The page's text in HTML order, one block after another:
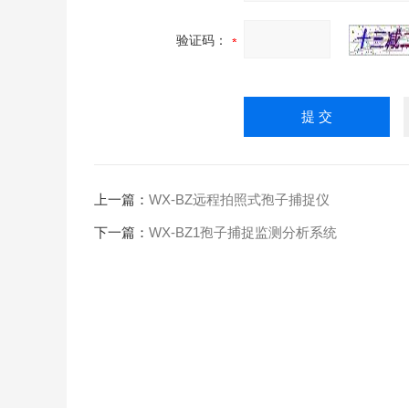
验证码：
上一篇： WX-BZ远程拍照式孢子捕捉仪
下一篇： WX-BZ1孢子捕捉监测分析系统